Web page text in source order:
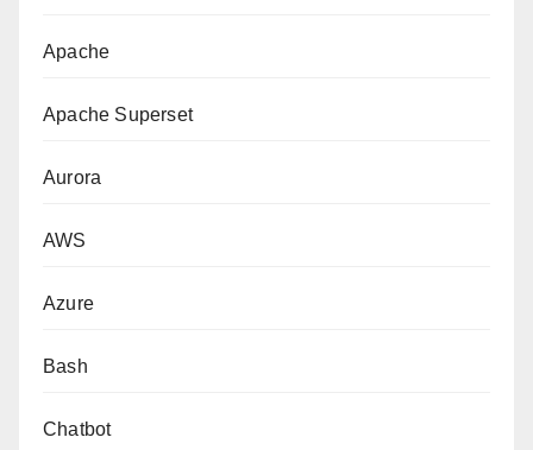
Apache
Apache Superset
Aurora
AWS
Azure
Bash
Chatbot